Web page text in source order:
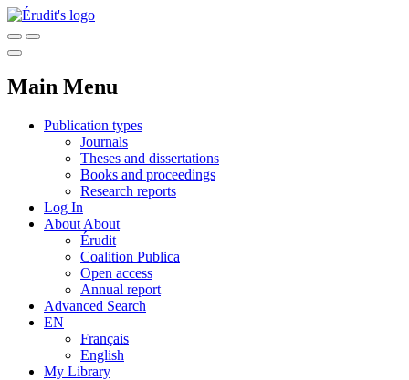
Main Menu
Publication types
Journals
Theses and dissertations
Books and proceedings
Research reports
Log In
About About
Érudit
Coalition Publica
Open access
Annual report
Advanced Search
EN
Français
English
My Library